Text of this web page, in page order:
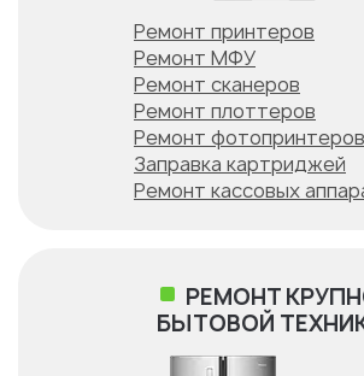
Ремонт принтеров
Ремонт МФУ
Ремонт сканеров
Ремонт плоттеров
Ремонт фотопринтеров
Заправка картриджей
Ремонт кассовых
РЕМОНТ
БЫТОВОЙ